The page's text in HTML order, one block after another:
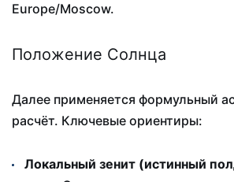
Europe/Moscow.
Положение Солнца
Далее применяется формульный
расчёт. Ключевые ориентиры:
Локальный зенит (истинный